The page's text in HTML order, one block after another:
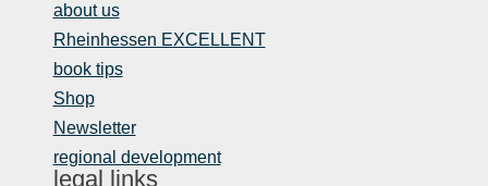
about us
Rheinhessen EXCELLENT
book tips
Shop
Newsletter
regional development
legal links